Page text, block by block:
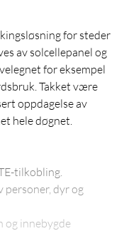
for steder
av solcellepanel og
for eksempel
Takket være
oppdagelse av
hele døgnet.
tilkobling.
personer, dyr og
og innebygde